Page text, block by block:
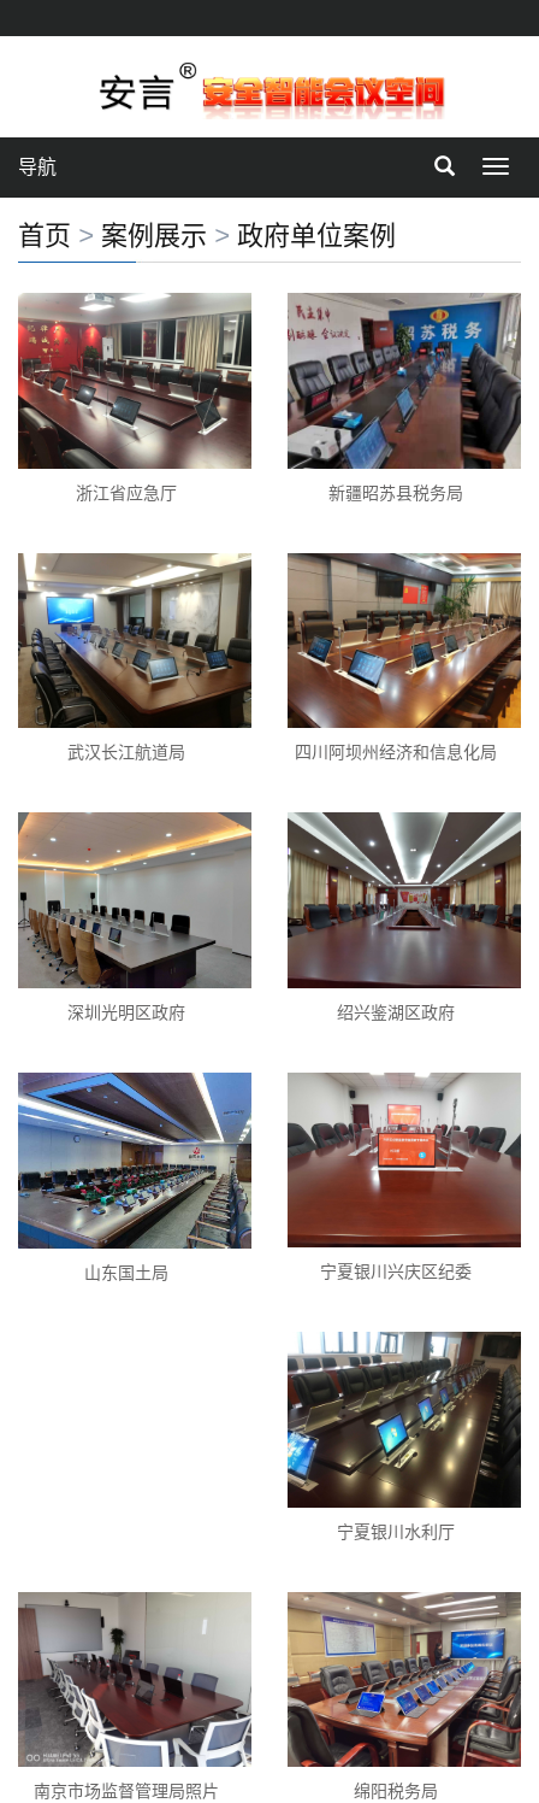
切
换
导航
首页 > 案例展示 > 政府单位案例
浙江省应急厅 新疆昭苏县税务局
武汉长江航道局 四川阿坝州经济和信息化局
深圳光明区政府 绍兴鉴湖区政府
山东国土局 宁夏银川兴庆区纪委
宁夏银川水利厅
南京市场监督管理局照片 绵阳税务局